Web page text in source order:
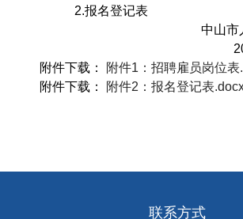
2.报名登记表
中山市
附件下载： 附件1：招聘雇员岗位表
附件下载： 附件2：报名登记表
联系方式